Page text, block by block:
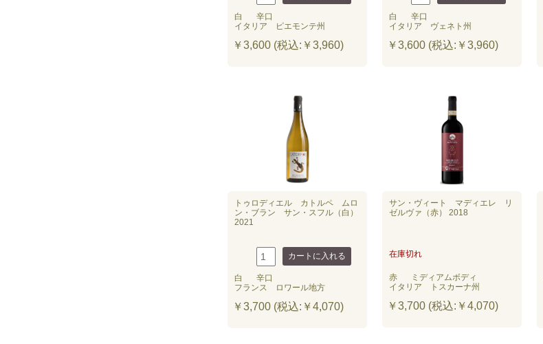
白
辛口
イタリア ピエモンテ州
￥3,600 (税込:￥3,960)
白
辛口
イタリア ヴェネト州
￥3,600 (税込:￥3,960)
トゥロディエル カトルペ ムロ
ン・ブラン サン・スフル（白）
2021
白
辛口
フランス ロワール地方
￥3,700 (税込:￥4,070)
サン・ヴィート マディエレ リ
ゼルヴァ（赤） 2018
在庫切れ
赤
ミディアムボディ
イタリア トスカーナ州
￥3,700 (税込:￥4,070)